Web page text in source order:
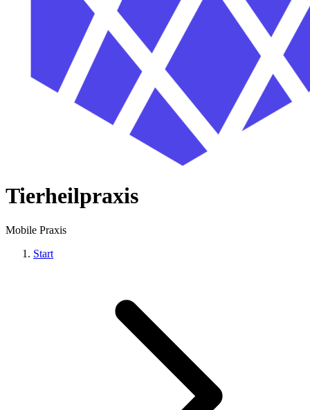
Tierheilpraxis
Mobile Praxis
Start